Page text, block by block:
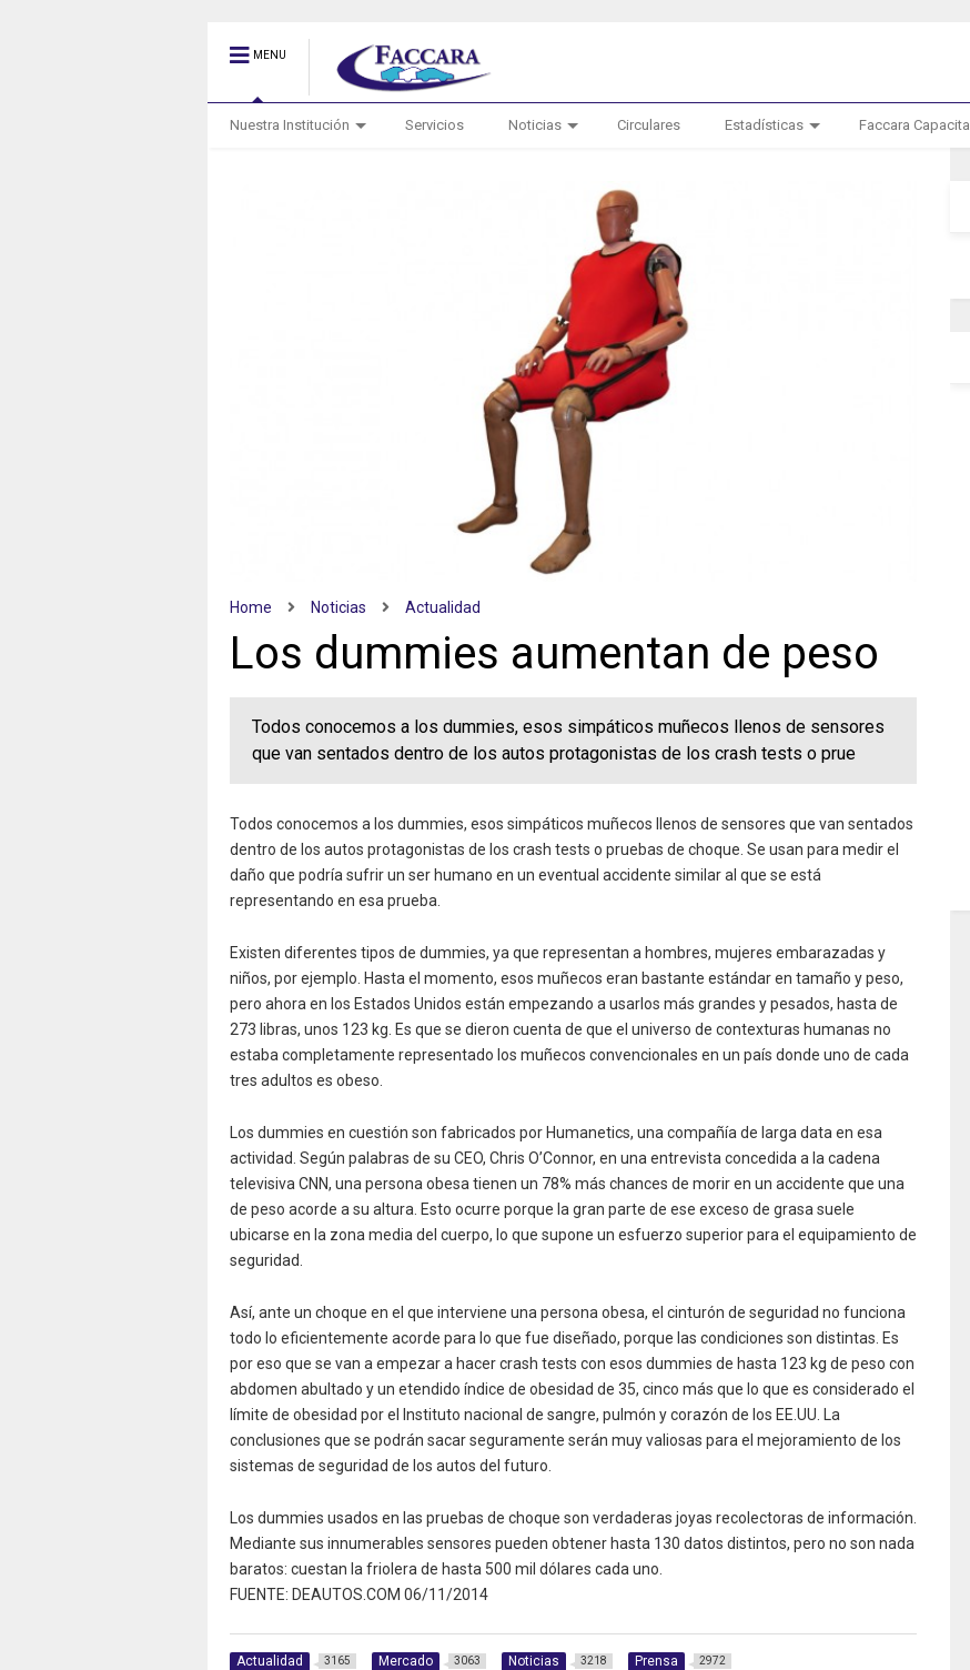
MENU
Nuestra Institución Servicios Noticias Circulares Estadísticas Faccara Capacita
Home Noticias Actualidad
Los dummies aumentan de peso
Todos conocemos a los dummies, esos simpáticos muñecos llenos de sensores
que van sentados dentro de los autos protagonistas de los crash tests o prue
Todos conocemos a los dummies, esos simpáticos muñecos llenos de sensores que van sentados
dentro de los autos protagonistas de los crash tests o pruebas de choque. Se usan para medir el
daño que podría sufrir un ser humano en un eventual accidente similar al que se está
representando en esa prueba.
Existen diferentes tipos de dummies, ya que representan a hombres, mujeres embarazadas y
niños, por ejemplo. Hasta el momento, esos muñecos eran bastante estándar en tamaño y peso,
pero ahora en los Estados Unidos están empezando a usarlos más grandes y pesados, hasta de
273 libras, unos 123 kg. Es que se dieron cuenta de que el universo de contexturas humanas no
estaba completamente representado los muñecos convencionales en un país donde uno de cada
tres adultos es obeso.
Los dummies en cuestión son fabricados por Humanetics, una compañía de larga data en esa
actividad. Según palabras de su CEO, Chris O’Connor, en una entrevista concedida a la cadena
televisiva CNN, una persona obesa tienen un 78% más chances de morir en un accidente que una
de peso acorde a su altura. Esto ocurre porque la gran parte de ese exceso de grasa suele
ubicarse en la zona media del cuerpo, lo que supone un esfuerzo superior para el equipamiento de
seguridad.
Así, ante un choque en el que interviene una persona obesa, el cinturón de seguridad no funciona
todo lo eficientemente acorde para lo que fue diseñado, porque las condiciones son distintas. Es
por eso que se van a empezar a hacer crash tests con esos dummies de hasta 123 kg de peso con
abdomen abultado y un etendido índice de obesidad de 35, cinco más que lo que es considerado el
límite de obesidad por el Instituto nacional de sangre, pulmón y corazón de los EE.UU. La
conclusiones que se podrán sacar seguramente serán muy valiosas para el mejoramiento de los
sistemas de seguridad de los autos del futuro.
Los dummies usados en las pruebas de choque son verdaderas joyas recolectoras de información.
Mediante sus innumerables sensores pueden obtener hasta 130 datos distintos, pero no son nada
baratos: cuestan la friolera de hasta 500 mil dólares cada uno.
FUENTE: DEAUTOS.COM 06/11/2014
Actualidad 3165 Mercado 3063 Noticias 3218 Prensa 2972